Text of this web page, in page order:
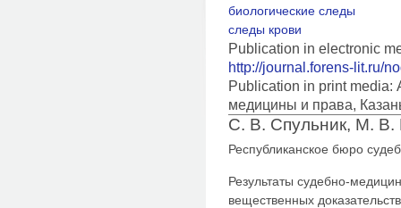
биологические следы
следы крови
Publication in electronic
http://journal.forens-lit.ru/
Publication in print media:
медицины и права,
С. В. Спульник, М. В.
Республиканское бюро
Результаты судебно-
вещественных